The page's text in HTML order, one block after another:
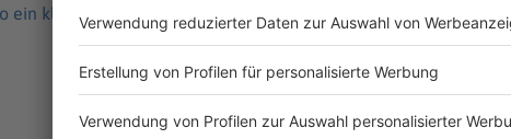
ein kleines Andenken, eine Zeitkapsel von dem Ereignis und dem